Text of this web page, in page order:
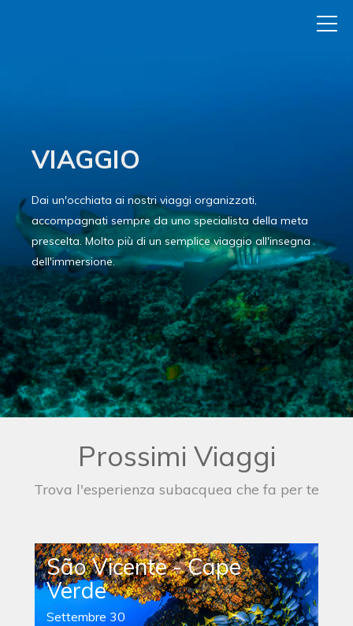
VIAGGIO
Dai un'occhiata ai nostri viaggi organizzati,
accompagnati sempre da uno specialista della meta
prescelta. Molto più di un semplice viaggio all'insegna
dell'immersione.
Prossimi Viaggi
Trova l'esperienza subacquea che fa per te
São Vicente - Cape
Verde
Settembre 30